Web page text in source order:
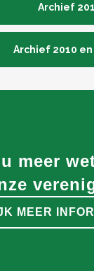
Archief
Archief 2010
meer
MEER